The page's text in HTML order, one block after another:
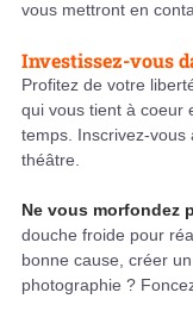
vous mettront en
Investissez-vous
Profitez de votre
qui vous tient à coeur
temps. Inscrivez-vous
théâtre.
Ne vous morfondez
douche froide pour
bonne cause, créer
photographie ?